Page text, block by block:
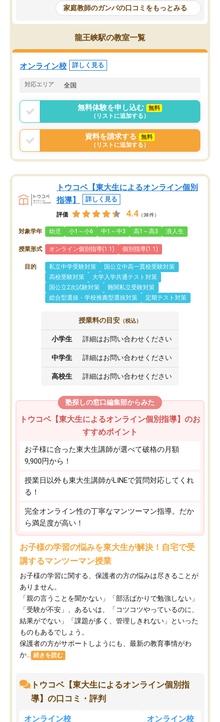
めて1年ほどだった今では平均点以上の
科目が増えてきました！あと1年受験ま
であるので無料の週末教室を使用しな
がら頑張って欲しいと思います！
問できるのでとても助か
家庭教師のガンバの口コミをもっとみる
龍王峡駅の教室一覧
オンライン校 詳しく見る
対応エリア 全国
無料体験を申し込む
無料
（リストに追加する）
資料を請求する
無料
（リストに追加する）
トウコベ【東大生によるオンライン個別
指導】
詳しく見る
評価 4.4 （38件）
対象学年 幼児 小1～小6 中1～中3 高1～高3 浪人生
授業形式 オンライン個別指導(1:1) 個別指導(1:1)
目的 私立中学受験対策
国公立中高一貫校受験対策
高校受験対策
大学入学共通テスト対策
国公立2次試験対策
難関私立受験対策
総合型選抜・学校推薦型選抜対策
定期テスト対策
授業料の目安 （税込）
小学生 詳細はお問い合わせください
中学生 詳細はお問い合わせください
高校生 詳細はお問い合わせください
塾探しの窓口編集部からみた
トウコベ【東大生によるオンライン個別指導】のお
すすめポイント
お子様に合った東大生講師が選べて破格の月額
9,900円から！
授業日以外も東大生講師がLINEで質問対応してくれ
る！
完全オンライン性の丁寧なマンツーマン指導。だか
ら満足度が高い！
お子様の学習の悩みを東大生が解決！自宅で受
講するマンツーマン授業
お子様の学習に関する、保護者の方の悩みは尽きることが
ありません。
「親の言うことを聞かない」「部活ばかりで勉強しない」
「受験が不安」、あるいは、「コツコツやっているのに、
結果がでない」「課題が多く、管理しきれない」といった
ものもあるでしょう。
保護者の方がサポートしようにも、最新の教育事情がわ
か...
続きを読む
トウコベ【東大生によるオンライン個別指
導】の口コミ・評判
オンライン校 オンライン校